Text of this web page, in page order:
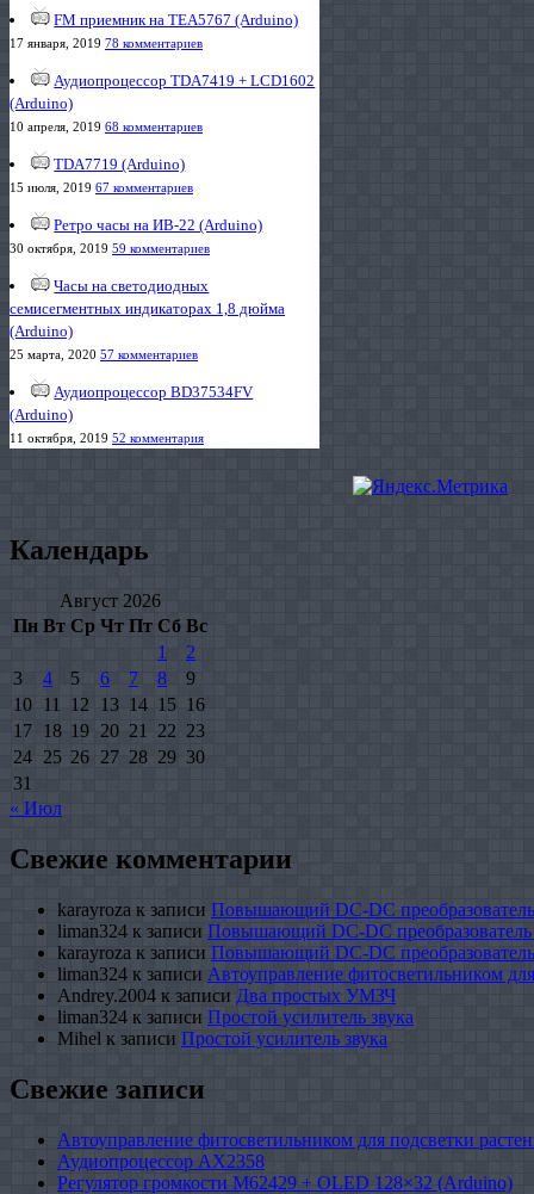
FM приемник на TEA5767 (Arduino)
17 января, 2019 78 комментариев
Аудиопроцессор TDA7419 + LCD1602
(Arduino)
10 апреля, 2019 68 комментариев
TDA7719 (Arduino)
15 июля, 2019 67 комментариев
Ретро часы на ИВ-22 (Arduino)
30 октября, 2019 59 комментариев
Часы на светодиодных
семисегментных индикаторах 1,8 дюйма
(Arduino)
25 марта, 2020 57 комментариев
Аудиопроцессор BD37534FV
(Arduino)
11 октября, 2019 52 комментария
Календарь
Август 2026
Пн Вт Ср Чт Пт Сб Вс
1
2
3
4 5 6 7 8
9
10
11 12 13 14 15 16
17 18 19 20 21 22 23
24 25 26 27 28 29 30
31
« Июл
Свежие комментарии
karayroza к записи Повышающий DC-DC
liman324 к записи Повышающий DC-DC
karayroza к записи Повышающий DC-DC
liman324 к записи Автоуправление фитосветильником
Andrey.2004 к записи Два простых УМЗЧ
liman324 к записи Простой усилитель звука
Mihel к записи Простой усилитель звука
Свежие записи
Автоуправление фитосветильником для подсветки
Аудиопроцессор AX2358
Регулятор громкости M62429 + OLED 128×32 (Arduino)